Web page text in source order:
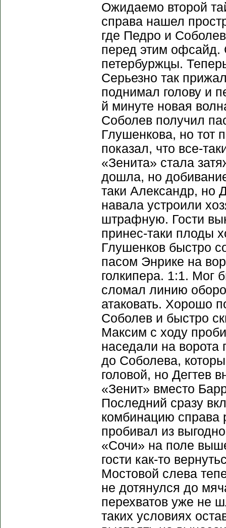
Ожидаемо второй
справа нашел
где Педро и
перед этим офсайд.
петербуржцы.
Серьезно так
поднимал голову и
й минуте новая
Соболев получил
Глушенкова, но тот
показал, что все-
«Зенита» стала
дошла, но
таки Александр, но
навала устроили
штрафную. Гости
принес-таки плоды
Глушенков быстро
пасом Энрике на
голкипера. 1:1. Мог
сломал линию
атаковать. Хорошо
Соболев и быстро
Максим с ходу
наседали на
до Соболева,
головой, но Дегтев
«Зенит» вместо
Последний сразу
комбинацию справа
пробивал из
«Сочи» на поле
гости как-то
Мостовой слева
не дотянулся до
перехватов уже не
таких условиях